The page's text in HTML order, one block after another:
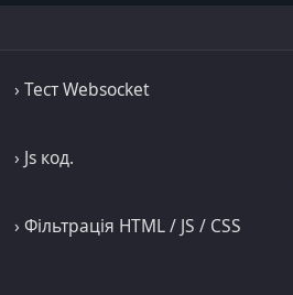
› Тест Websocket
› Js код.
› Фільтрація HTML / JS / CSS